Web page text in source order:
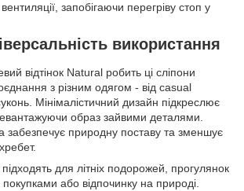
запобігаючи перегріву стоп у
використання
відтінок Natural робить ці сліпони
з різним одягом - від casual
Мінімалістичний дизайн підкреслює
образ зайвими деталями.
забезпечує природну поставу та зменшує
для літніх подорожей, прогулянок
покупками або відпочинку на природі.